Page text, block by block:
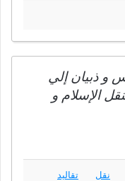
و ذبيان إلي
الإسلام و
نقل تقاليد